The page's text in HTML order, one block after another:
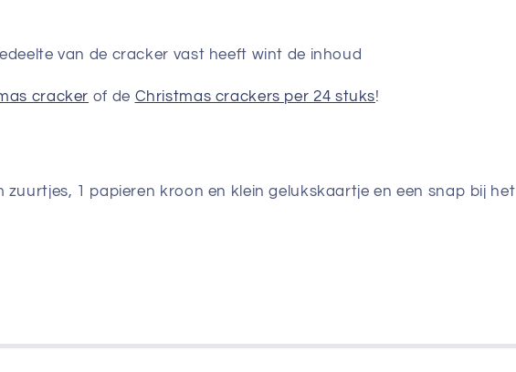
van de cracker vast heeft wint de inhoud
cracker of de Christmas crackers per 24 stuks!
zuurtjes, 1 papieren kroon en klein gelukskaartje en een snap bij het